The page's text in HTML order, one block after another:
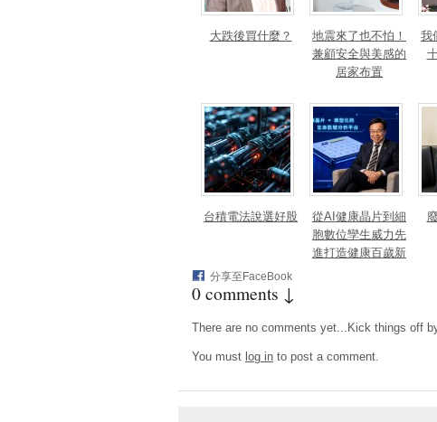
大跌後買什麼？
地震來了也不怕！
兼顧安全與美感的
居家布置
我
台積電法說選好股
從AI健康晶片到細
胞數位孿生威力先
進打造健康百歲新
分享至FaceBook
0 comments ↓
There are no comments yet...Kick things off
You must log in to post a comment.